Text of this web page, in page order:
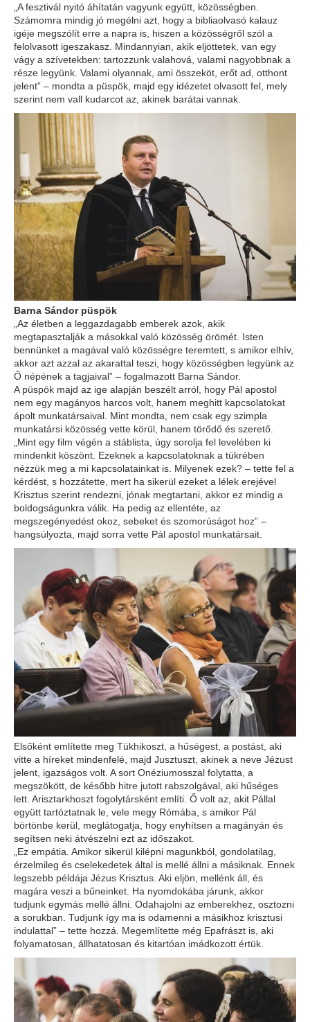
„A fesztivál nyitó áhítatán vagyunk együtt, közösségben.
Számomra mindig jó megélni azt, hogy a bibliaolvasó kalauz
igéje megszólít erre a napra is, hiszen a közösségről szól a
felolvasott igeszakasz. Mindannyian, akik eljöttetek, van egy
vágy a szívetekben: tartozzunk valahová, valami nagyobbnak a
része legyünk. Valami olyannak, ami összeköt, erőt ad, otthont
jelent” – mondta a püspök, majd egy idézetet olvasott fel, mely
szerint nem vall kudarcot az, akinek barátai vannak.
Barna Sándor püspök
„Az életben a leggazdagabb emberek azok, akik
megtapasztalják a másokkal való közösség örömét. Isten
bennünket a magával való közösségre teremtett, s amikor elhív,
akkor azt azzal az akarattal teszi, hogy közösségben legyünk az
Ő népének a tagjaival” – fogalmazott Barna Sándor.
A püspök majd az ige alapján beszélt arról, hogy Pál apostol
nem egy magányos harcos volt, hanem meghitt kapcsolatokat
ápolt munkatársaival. Mint mondta, nem csak egy szimpla
munkatársi közösség vette körül, hanem törődő és szerető.
„Mint egy film végén a stáblista, úgy sorolja fel levelében ki
mindenkit köszönt. Ezeknek a kapcsolatoknak a tükrében
nézzük meg a mi kapcsolatainkat is. Milyenek ezek? – tette fel a
kérdést, s hozzátette, mert ha sikerül ezeket a lélek erejével
Krisztus szerint rendezni, jónak megtartani, akkor ez mindig a
boldogságunkra válik. Ha pedig az ellentéte, az
megszegényedést okoz, sebeket és szomorúságot hoz” –
hangsúlyozta, majd sorra vette Pál apostol munkatársait.
Elsőként említette meg Tükhikoszt, a hűségest, a postást, aki
vitte a híreket mindenfelé, majd Jusztuszt, akinek a neve Jézust
jelent, igazságos volt. A sort Onéziumosszal folytatta, a
megszökött, de később hitre jutott rabszolgával, aki hűséges
lett. Arisztarkhoszt fogolytársként említi. Ő volt az, akit Pállal
együtt tartóztatnak le, vele megy Rómába, s amikor Pál
börtönbe kerül, meglátogatja, hogy enyhítsen a magányán és
segítsen neki átvészelni ezt az időszakot.
„Ez empátia. Amikor sikerül kilépni magunkból, gondolatilag,
érzelmileg és cselekedetek által is mellé állni a másiknak. Ennek
legszebb példája Jézus Krisztus. Aki eljön, mellénk áll, és
magára veszi a bűneinket. Ha nyomdokába járunk, akkor
tudjunk egymás mellé állni. Odahajolni az emberekhez, osztozni
a sorukban. Tudjunk így ma is odamenni a másikhoz krisztusi
indulattal” – tette hozzá. Megemlítette még Epafrászt is, aki
folyamatosan, állhatatosan és kitartóan imádkozott értük.